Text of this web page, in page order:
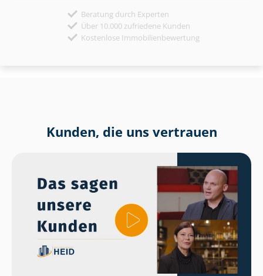
Beratung durch Experten
Über 10.000 zufriedene Kunden
Kostenlose Immobilienbewertung
Kunden, die uns vertrauen